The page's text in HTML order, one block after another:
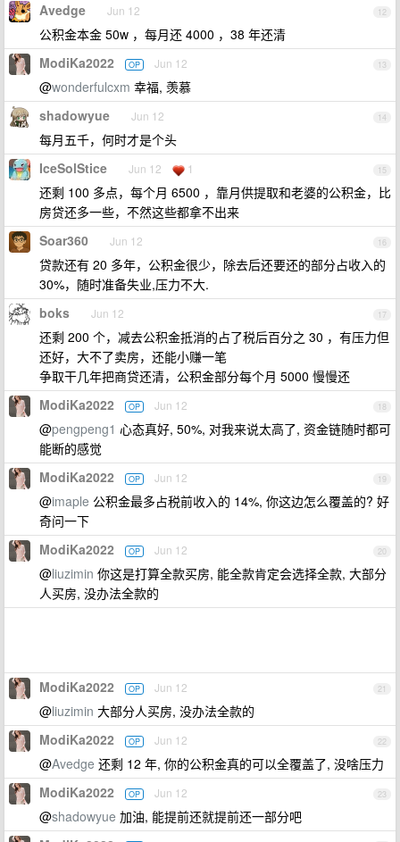
12
Avedge Jun 12
公积金本金 50w ，每月还 4000 ，38 年还清
13
ModiKa2022 OP Jun 12
@wonderfulcxm 幸福, 羡慕
14
shadowyue Jun 12
每月五千，何时才是个头
15
IceSolStice Jun 12 1
还剩 100 多点，每个月 6500 ，靠月供提取和老婆的公积金，比
房贷还多一些，不然这些都拿不出来
16
Soar360 Jun 12
贷款还有 20 多年，公积金很少，除去后还要还的部分占收入的
30%，随时准备失业,压力不大.
17
boks Jun 12
还剩 200 个，减去公积金抵消的占了税后百分之 30 ，有压力但
还好，大不了卖房，还能小赚一笔
争取干几年把商贷还清，公积金部分每个月 5000 慢慢还
18
ModiKa2022 OP Jun 12
@pengpeng1 心态真好, 50%, 对我来说太高了, 资金链随时都可
能断的感觉
19
ModiKa2022 OP Jun 12
@imaple 公积金最多占税前收入的 14%, 你这边怎么覆盖的? 好
奇问一下
20
ModiKa2022 OP Jun 12
@liuzimin 你这是打算全款买房, 能全款肯定会选择全款, 大部分
人买房, 没办法全款的
21
ModiKa2022 OP Jun 12
@liuzimin 大部分人买房, 没办法全款的
22
ModiKa2022 OP Jun 12
@Avedge 还剩 12 年, 你的公积金真的可以全覆盖了, 没啥压力
23
ModiKa2022 OP Jun 12
@shadowyue 加油, 能提前还就提前还一部分吧